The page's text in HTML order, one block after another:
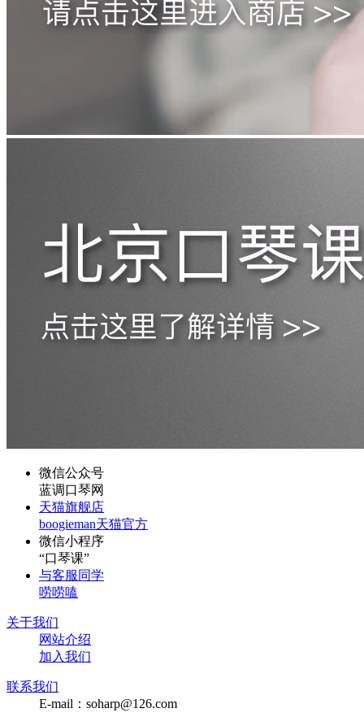
微信公众号
蓝调口琴网
天猫旗舰店
boogieman天猫官方
微信小程序
“口琴课”
与客服同学
唠唠嗑
关于我们
网站介绍
加入我们
联系我们
E-mail：soharp@126.com